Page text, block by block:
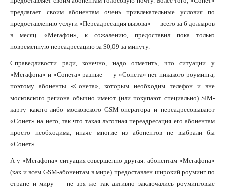
предлагает своим абонентам очень привлекательные условия по
предоставлению услуги «Переадресация вызова» — всего за 6 долларов
в месяц. «Мегафон», к сожалению, предоставил пока только
повременную переадресацию за $0,09 за минуту.
Справедливости ради, конечно, надо отметить, что ситуации у
«Мегафона» и «Сонета» разные — у «Сонета» нет никакого роуминга,
поэтому абоненты «Сонета», которым необходим телефон и вне
московского региона обычно имеют (или покупают специально) SIM-
карту какого-либо московского GSM-оператора и переадресовывают
«Сонет» на него, так что такая льготная переадресация его абонентам
просто необходима, иначе многие из абонентов не выбрали бы
«Сонет».
А у «Мегафона» ситуация совершенно другая: абонентам «Мегафона»
(как и всем GSM-абонентам в мире) предоставлен широкий роуминг по
стране и миру — не зря же так активно заключались роуминговые